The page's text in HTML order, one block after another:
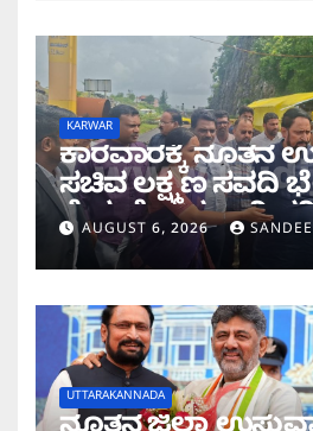
KARWAR
ಕಾರವಾರಕ್ಕೆ ನೂತನ
ಸಚಿವ ಲಕ್ಷ್ಮಣ ಸವದಿ
ಸೇತುವೆ ಕಾಮಗಾರಿ
AUGUST 6, 2026
UTTARAKANNADA